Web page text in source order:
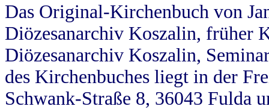
Das Original-Kirchenbuch von
Diözesanarchiv Koszalin, früher
Diözesanarchiv Koszalin,
des Kirchenbuches liegt in der
Schwank-Straße 8, 36043 Fulda